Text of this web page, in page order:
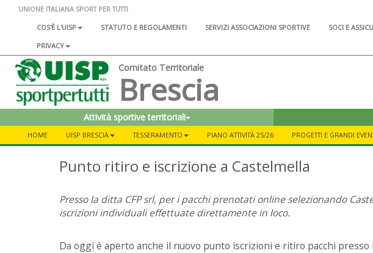
UNIONE ITALIANA SPORT PER TUTTI
COS'È L'UISP
STATUTO E REGOLAMENTI SERVIZI ASSOCIAZIONI SPORTIVE SOCI E
PRIVACY
Comitato Territoriale
Brescia
Attività sportive territoriali
HOME UISP BRESCIA TESSERAMENTO PIANO ATTIVITÀ 25/26 PROGETTI E GRANDI
Punto ritiro e iscrizione a Castelmella
Presso la ditta CFP srl, per i pacchi prenotati online selezionando
iscrizioni individuali effettuate direttamente in loco.
Da oggi è aperto anche il nuovo punto iscrizioni e ritiro pacchi presso